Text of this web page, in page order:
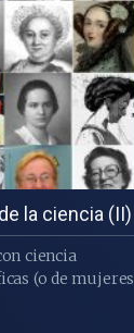
la ciencia (II)
ciencia
(o de mujeres